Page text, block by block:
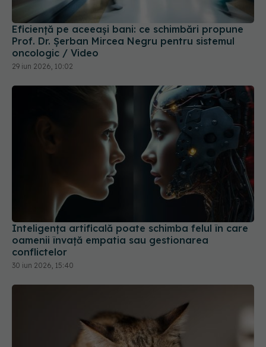
Eficiență pe aceeași bani: ce schimbări propune
Prof. Dr. Șerban Mircea Negru pentru sistemul
oncologic / Video
29 iun 2026, 10:02
Inteligența artificală poate schimba felul în care
oamenii învață empatia sau gestionarea
conflictelor
30 iun 2026, 15:40